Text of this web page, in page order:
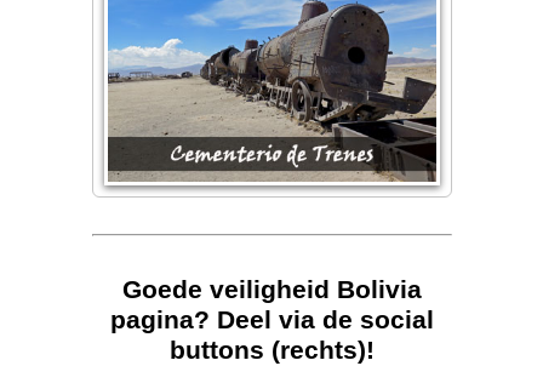
Goede veiligheid Bolivia
pagina? Deel via de social
buttons (rechts)!